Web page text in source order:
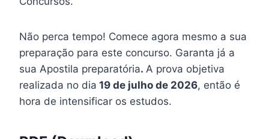
Não perca tempo! Comece agora mesmo a sua
preparação para este concurso. Garanta já a
sua Apostila preparatória. A prova objetiva
realizada no dia 19 de julho de 2026, então é
hora de intensificar os estudos.